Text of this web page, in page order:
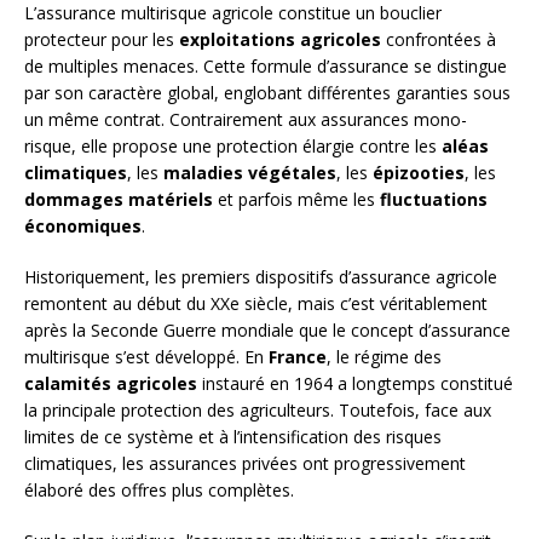
L’assurance multirisque agricole constitue un bouclier
protecteur pour les exploitations agricoles confrontées à
de multiples menaces. Cette formule d’assurance se distingue
par son caractère global, englobant différentes garanties sous
un même contrat. Contrairement aux assurances mono-
risque, elle propose une protection élargie contre les aléas
climatiques, les maladies végétales, les épizooties, les
dommages matériels et parfois même les fluctuations
économiques.
Historiquement, les premiers dispositifs d’assurance agricole
remontent au début du XXe siècle, mais c’est véritablement
après la Seconde Guerre mondiale que le concept d’assurance
multirisque s’est développé. En France, le régime des
calamités agricoles instauré en 1964 a longtemps constitué
la principale protection des agriculteurs. Toutefois, face aux
limites de ce système et à l’intensification des risques
climatiques, les assurances privées ont progressivement
élaboré des offres plus complètes.